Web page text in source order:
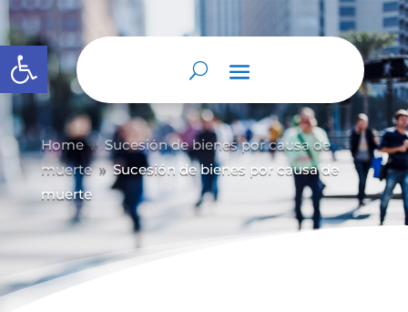
Abrir barra de herramientas
Home 9 Sucesión de bienes por causa de
muerte 9 Sucesión de bienes por causa de
muerte